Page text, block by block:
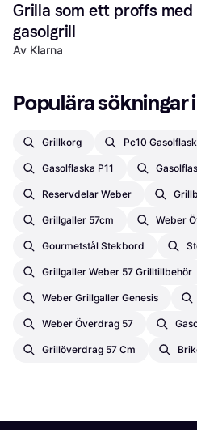
Grilla som ett proffs
gasolgrill
Av Klarna
Populära sökningar
Grillkorg Pc10
Gasolflaska P11
Reservdelar Weber
Grillgaller 57cm Weber
Gourmetstål Stekbord
Grillgaller Weber 57 Grilltillbehör
Weber Grillgaller Genesis
Weber Överdrag 57
Grillöverdrag 57 Cm